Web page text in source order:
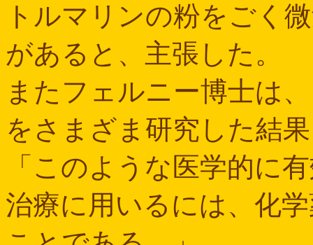
トルマリンの粉をごく
があると、主張した。
またフェルニー博士は
をさまざま研究した結
「このような医学的に
治療に用いるには、化